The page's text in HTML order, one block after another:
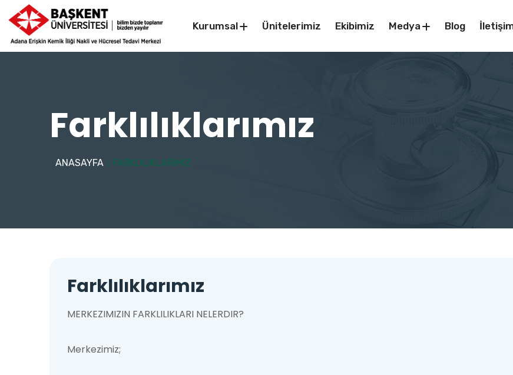
Kurumsal Ünitelerimiz Ekibimiz Medya Blog
Farklılıklarımız
ANASAYFA / FARKLILIKLARIMIZ
Farklılıklarımız
MERKEZIMIZIN FARKLILIKLARI NELERDIR?
Merkezimiz;